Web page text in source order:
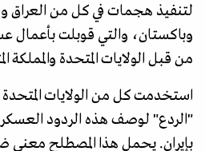
لتنفيذ هجمات في كل من العراق
وباكستان، والتي قوبلت بأعمال
من قبل الولايات المتحدة والمملكة
استخدمت كل من الولايات
"الردع" لوصف هذه الردود
بإيران. يحمل هذا المصطلح معنى